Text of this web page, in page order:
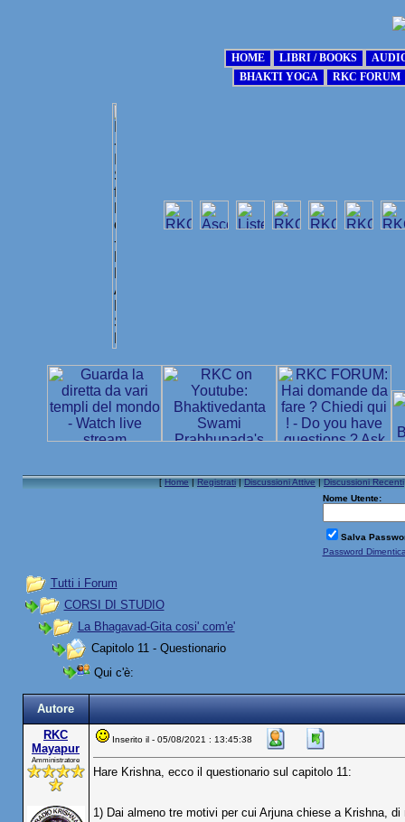
[Home|Registrati|Discussioni Attive|Discussioni Recenti
Nome Utente:
Salva
Password
Tutti i Forum
CORSI DI STUDIO
La Bhagavad-Gita cosi' com'e'
Capitolo 11 - Questionario
Qui c'è:
Autore
RKC
Mayapur
Amministratore
Inserito il - 05/08/2021 : 13:45:38
Hare Krishna, ecco il questionario sul capitolo 11:
1) Dai almeno tre motivi per cui Arjuna chiese a Krishna,